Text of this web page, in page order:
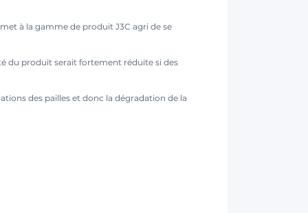
à la gamme de produit J3C agri de se
du produit serait fortement réduite si des
des pailles et donc la dégradation de la